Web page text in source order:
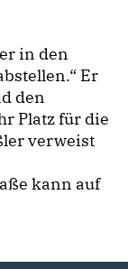
in den
Er
den
Platz für die
verweist
kann auf